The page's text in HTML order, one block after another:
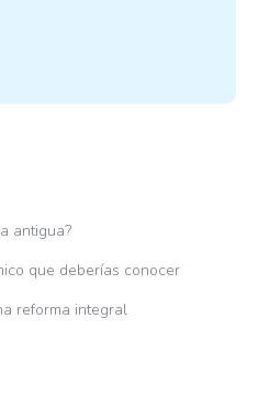
antigua?
que deberías conocer
reforma integral